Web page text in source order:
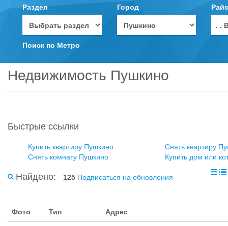
Раздел Город
. .
Поиск по Метро
Недвижимость Пушкино
Быстрые ссылки
Купить квартиру Пушкино
Снять квартиру
Снять комнату Пушкино
Купить дом или
Найдено: 125 Подписаться на обновления
Фото Тип Адрес